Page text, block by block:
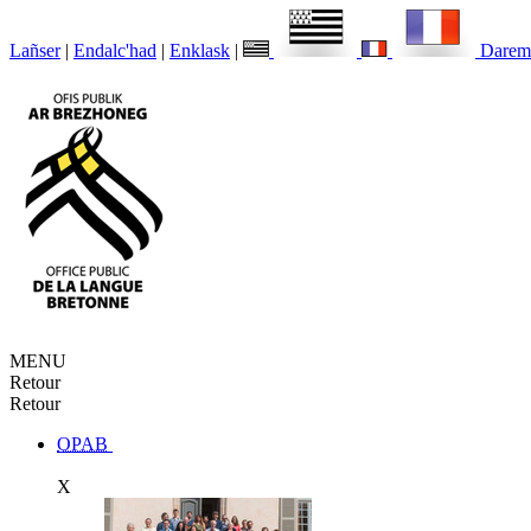
Lañser | Endalc'had | Enklask |
MENU
Retour
Retour
OPAB
X